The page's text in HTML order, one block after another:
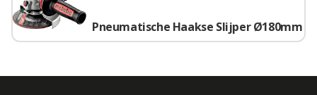
Pneumatische Haakse Slijper Ø180mm